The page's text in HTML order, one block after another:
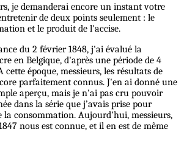
je demanderai encore un instant votre
de deux points seulement : le
et le produit de l'accise.
du 2 février 1848, j'ai évalué la
en Belgique, d'après une période de 4
cette époque, messieurs, les résultats de
parfaitement connus. J'en ai donné une
aperçu, mais je n'ai pas cru pouvoir
dans la série que j’avais prise pour
la consommation. Aujourd'hui, messieurs,
nous est connue, et il en est de même